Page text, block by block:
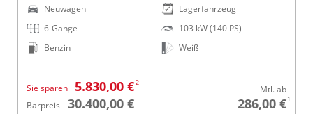
Neuwagen
6-Gänge
Benzin
Lagerfahrzeug
103 kW (140 PS)
Weiß
Sie sparen 5.830,00 €2
Barpreis 30.400,00 €
Mtl. ab
286,00 €1